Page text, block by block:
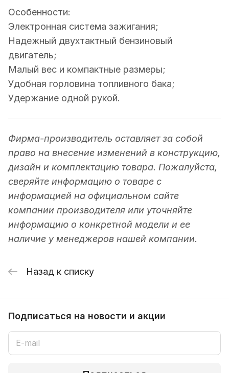
Особенности:
Электронная система зажигания;
Надежный двухтактный бензиновый
двигатель;
Малый вес и компактные размеры;
Удобная горловина топливного бака;
Удержание одной рукой.
Фирма-производитель оставляет за собой
право на внесение изменений в конструкцию,
дизайн и комплектацию товара. Пожалуйста,
сверяйте информацию о товаре с
информацией на официальном сайте
компании производителя или уточняйте
информацию о конкретной модели и ее
наличие у менеджеров нашей компании.
Назад к списку
Подписаться на новости и акции